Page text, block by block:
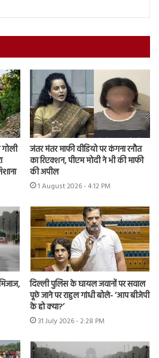
जंतर मंतर माफी वीडियो पर कंगना रनौत
का रिएक्शन, पीएम मोदी ने भी की माफी
की अपील
1 August 2026 - 4:12 PM
दिल्ली पुलिस के घायल जवानों पर सवाल
पूछे जाने पर राहुल गांधी बोले- ‘आप बीजेपी
के हो क्या?’
31 July 2026 - 2:28 PM